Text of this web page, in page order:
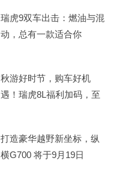
瑞虎9双车出击：燃油与混
动，总有一款适合你
秋游好时节，购车好机
遇！瑞虎8L福利加码，至
打造豪华越野新坐标，纵
横G700 将于9月19日